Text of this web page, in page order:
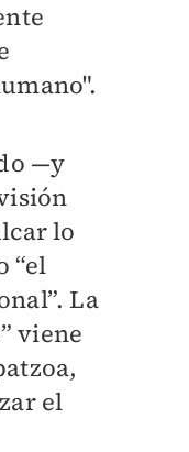
—y
lo
“el
La
viene
el